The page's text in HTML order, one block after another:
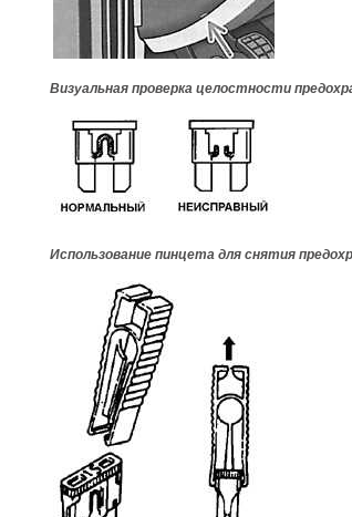
Визуальная проверка целостности
Использование пинцета для снятия